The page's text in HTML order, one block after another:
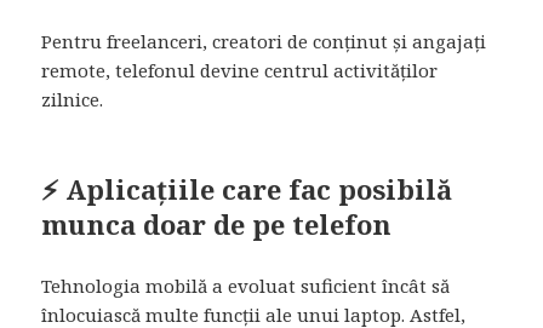
Pentru freelanceri, creatori de conținut și angajați
remote, telefonul devine centrul activităților
zilnice.
⚡ Aplicațiile care fac posibilă
munca doar de pe telefon
Tehnologia mobilă a evoluat suficient încât să
înlocuiască multe funcții ale unui laptop. Astfel,